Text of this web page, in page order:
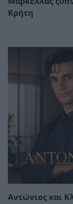
Κρήτη
Αντώνιος και